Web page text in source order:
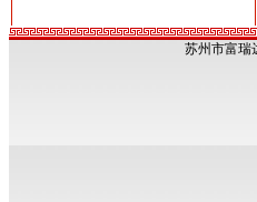
苏州市富瑞